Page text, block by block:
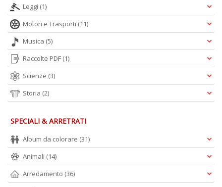
Leggi (1)
Motori e Trasporti (11)
Musica (5)
Raccolte PDF (1)
Scienze (3)
Storia (2)
SPECIALI & ARRETRATI
Album da colorare (31)
Animali (14)
Arredamento (36)